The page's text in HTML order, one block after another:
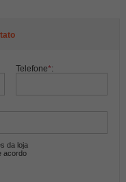
Telefone*:
da loja
acordo